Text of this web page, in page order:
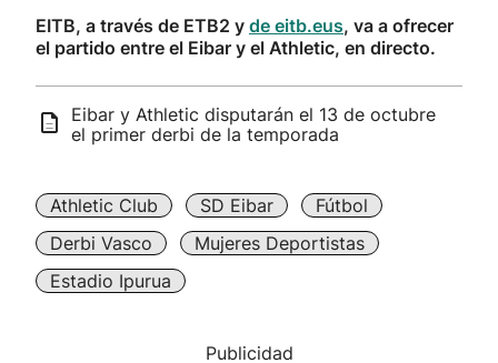
EITB, a través de ETB2 y de eitb.eus, va a ofrecer
el partido entre el Eibar y el Athletic, en directo.
Eibar y Athletic disputarán el 13 de octubre
el primer derbi de la temporada
Athletic Club SD Eibar
Fútbol
Derbi Vasco
Mujeres Deportistas
Estadio Ipurua
Publicidad